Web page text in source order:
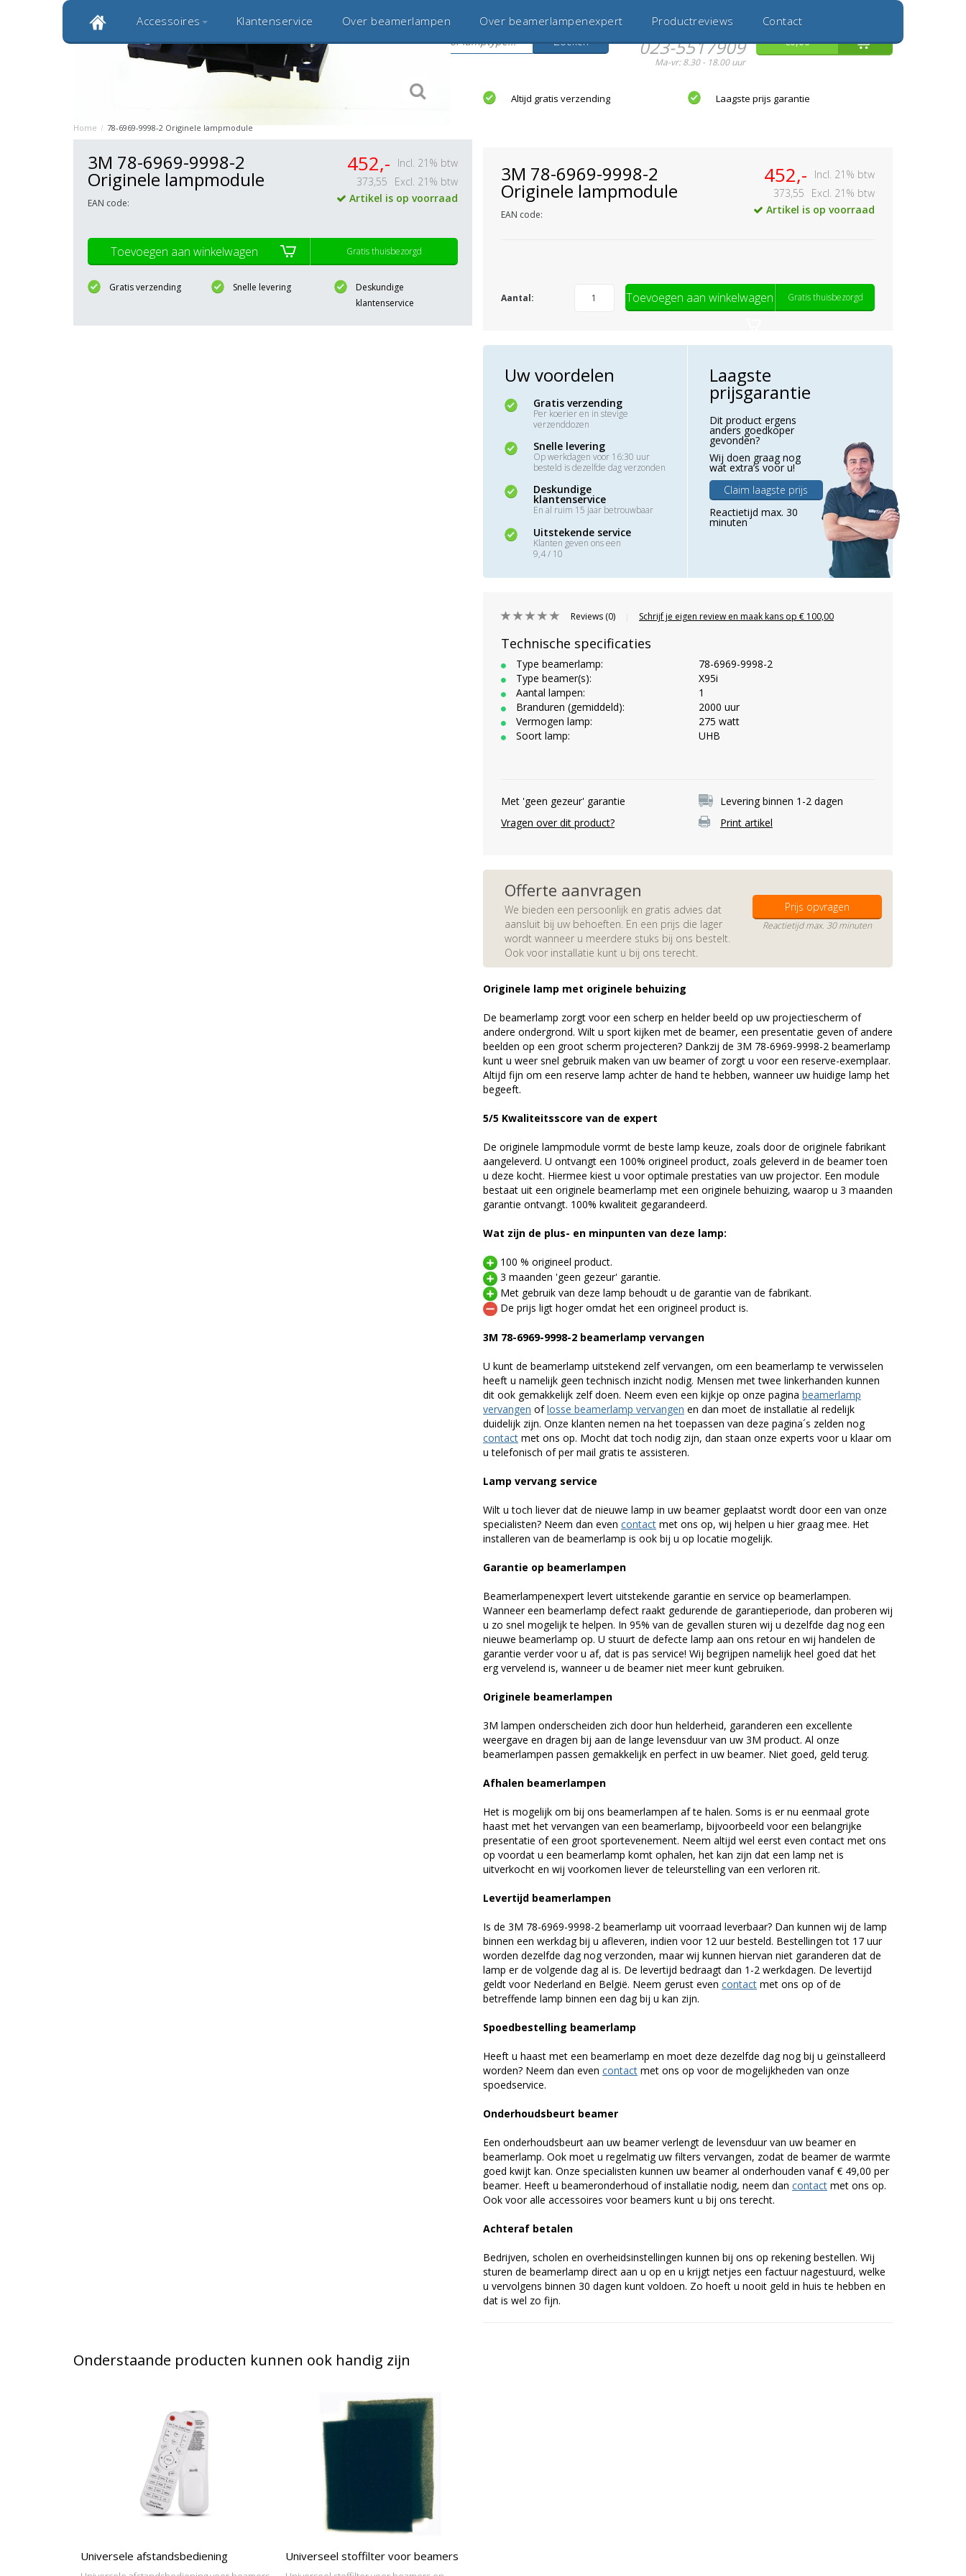
Inloggen
Klantbeoordeling 9,0
Bekijk alle 1000+ reviews
Zoeken
Hulp nodig?
023-5517909
Ma-vr: 8.30 - 18.00 uur
€0,00
Accessoires Klantenservice Over beamerlampen Over beamerlampenexpert Productreviews Contact
20 jaar betrouwbaar en ervaren Altijd gratis verzending Laagste prijs garantie
Home / 78-6969-9998-2 Originele lampmodule
3M 78-6969-9998-2
Originele lampmodule
EAN code:
452,-
Incl. 21% btw
373,55
Excl. 21% btw
Artikel is op voorraad
Toevoegen aan winkelwagen Gratis thuisbezorgd
Gratis verzending Snelle levering
Deskundige
klantenservice
3M 78-6969-9998-2
Originele lampmodule
EAN code:
452,-
Incl. 21% btw
373,55
Excl. 21% btw
Artikel is op voorraad
Aantal: Toevoegen aan winkelwagen Gratis thuisbezorgd
Uw voordelen
Gratis verzending
Per koerier en in stevige
verzenddozen
Snelle levering
Op werkdagen voor 16:30 uur
besteld is dezelfde dag verzonden
Deskundige
klantenservice
En al ruim 15 jaar betrouwbaar
Uitstekende service
Klanten geven ons een
9,4 / 10
Laagste
prijsgarantie
Dit product ergens
anders goedkoper
gevonden?
Wij doen graag nog
wat extra’s voor u!
Claim laagste prijs
Reactietijd max. 30
minuten
Reviews (0) Schrijf je eigen review en maak kans op € 100,00
Technische specificaties
Type beamerlamp:
78-6969-9998-2
Type beamer(s):
X95i
Aantal lampen:
1
Branduren (gemiddeld):
2000 uur
Vermogen lamp:
275 watt
Soort lamp:
UHB
Met 'geen gezeur' garantie
Levering binnen 1-2 dagen
Vragen over dit product?
Print artikel
Offerte aanvragen
We bieden een persoonlijk en gratis advies dat
aansluit bij uw behoeften. En een prijs die lager
wordt wanneer u meerdere stuks bij ons bestelt.
Ook voor installatie kunt u bij ons terecht.
Prijs opvragen
Reactietijd max. 30 minuten
Originele lamp met originele behuizing
De beamerlamp zorgt voor een scherp en helder beeld op uw projectiescherm of
andere ondergrond. Wilt u sport kijken met de beamer, een presentatie geven of andere
beelden op een groot scherm projecteren? Dankzij de 3M 78-6969-9998-2 beamerlamp
kunt u weer snel gebruik maken van uw beamer of zorgt u voor een reserve-exemplaar.
Altijd fijn om een reserve lamp achter de hand te hebben, wanneer uw huidige lamp het
begeeft.
5/5 Kwaliteitsscore van de expert
De originele lampmodule vormt de beste lamp keuze, zoals door de originele fabrikant
aangeleverd. U ontvangt een 100% origineel product, zoals geleverd in de beamer toen
u deze kocht. Hiermee kiest u voor optimale prestaties van uw projector. Een module
bestaat uit een originele beamerlamp met een originele behuizing, waarop u 3 maanden
garantie ontvangt. 100% kwaliteit gegarandeerd.
Wat zijn de plus- en minpunten van deze lamp:
100 % origineel product.
3 maanden 'geen gezeur' garantie.
Met gebruik van deze lamp behoudt u de garantie van de fabrikant.
De prijs ligt hoger omdat het een origineel product is.
3M 78-6969-9998-2 beamerlamp vervangen
U kunt de beamerlamp uitstekend zelf vervangen, om een beamerlamp te verwisselen
heeft u namelijk geen technisch inzicht nodig. Mensen met twee linkerhanden kunnen
dit ook gemakkelijk zelf doen. Neem even een kijkje op onze pagina beamerlamp
vervangen oflosse beamerlamp vervangen en dan moet de installatie al redelijk
duidelijk zijn. Onze klanten nemen na het toepassen van deze pagina´s zelden nog
contact met ons op. Mocht dat toch nodig zijn, dan staan onze experts voor u klaar om
u telefonisch of per mail gratis te assisteren.
Lamp vervang service
Wilt u toch liever dat de nieuwe lamp in uw beamer geplaatst wordt door een van onze
specialisten? Neem dan even contact met ons op, wij helpen u hier graag mee. Het
installeren van de beamerlamp is ook bij u op locatie mogelijk.
Garantie op beamerlampen
Beamerlampenexpert levert uitstekende garantie en service op beamerlampen.
Wanneer een beamerlamp defect raakt gedurende de garantieperiode, dan proberen wij
u zo snel mogelijk te helpen. In 95% van de gevallen sturen wij u dezelfde dag nog een
nieuwe beamerlamp op. U stuurt de defecte lamp aan ons retour en wij handelen de
garantie verder voor u af, dat is pas service! Wij begrijpen namelijk heel goed dat het
erg vervelend is, wanneer u de beamer niet meer kunt gebruiken.
Originele beamerlampen
3M lampen onderscheiden zich door hun helderheid, garanderen een excellente
weergave en dragen bij aan de lange levensduur van uw 3M product. Al onze
beamerlampen passen gemakkelijk en perfect in uw beamer. Niet goed, geld terug.
Afhalen beamerlampen
Het is mogelijk om bij ons beamerlampen af te halen. Soms is er nu eenmaal grote
haast met het vervangen van een beamerlamp, bijvoorbeeld voor een belangrijke
presentatie of een groot sportevenement. Neem altijd wel eerst even contact met ons
op voordat u een beamerlamp komt ophalen, het kan zijn dat een lamp net is
uitverkocht en wij voorkomen liever de teleurstelling van een verloren rit.
Levertijd beamerlampen
Is de 3M 78-6969-9998-2 beamerlamp uit voorraad leverbaar? Dan kunnen wij de lamp
binnen een werkdag bij u afleveren, indien voor 12 uur besteld. Bestellingen tot 17 uur
worden dezelfde dag nog verzonden, maar wij kunnen hiervan niet garanderen dat de
lamp er de volgende dag al is. De levertijd bedraagt dan 1-2 werkdagen. De levertijd
geldt voor Nederland en België. Neem gerust even contact met ons op of de
betreffende lamp binnen een dag bij u kan zijn.
Spoedbestelling beamerlamp
Heeft u haast met een beamerlamp en moet deze dezelfde dag nog bij u geïnstalleerd
worden? Neem dan even contact met ons op voor de mogelijkheden van onze
spoedservice.
Onderhoudsbeurt beamer
Een onderhoudsbeurt aan uw beamer verlengt de levensduur van uw beamer en
beamerlamp. Ook moet u regelmatig uw filters vervangen, zodat de beamer de warmte
goed kwijt kan. Onze specialisten kunnen uw beamer al onderhouden vanaf € 49,00 per
beamer. Heeft u beameronderhoud of installatie nodig, neem dan contact met ons op.
Ook voor alle accessoires voor beamers kunt u bij ons terecht.
Achteraf betalen
Bedrijven, scholen en overheidsinstellingen kunnen bij ons op rekening bestellen. Wij
sturen de beamerlamp direct aan u op en u krijgt netjes een factuur nagestuurd, welke
u vervolgens binnen 30 dagen kunt voldoen. Zo hoeft u nooit geld in huis te hebben en
dat is wel zo fijn.
Onderstaande producten kunnen ook handig zijn
Universele afstandsbediening Universeel stoffilter voor beamers